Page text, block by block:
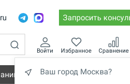
Запросить
Войти Избранное Сравнение
Ваш город Москва?
Вакансии